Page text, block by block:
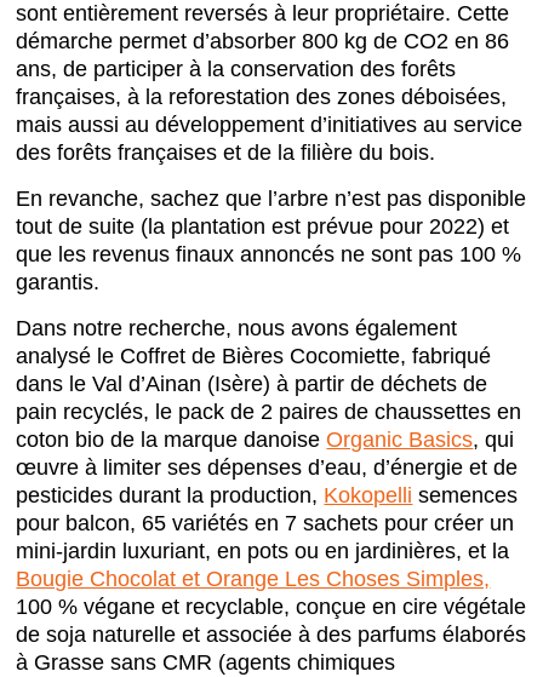
sont entièrement reversés à leur propriétaire. Cette
démarche permet d’absorber 800 kg de CO2 en 86
ans, de participer à la conservation des forêts
françaises, à la reforestation des zones déboisées,
mais aussi au développement d’initiatives au service
des forêts françaises et de la filière du bois.
En revanche, sachez que l’arbre n’est pas disponible
tout de suite (la plantation est prévue pour 2022) et
que les revenus finaux annoncés ne sont pas 100 %
garantis.
Dans notre recherche, nous avons également
analysé le Coffret de Bières Cocomiette, fabriqué
dans le Val d’Ainan (Isère) à partir de déchets de
pain recyclés, le pack de 2 paires de chaussettes en
coton bio de la marque danoiseOrganic Basics, qui
œuvre à limiter ses dépenses d’eau, d’énergie et de
pesticides durant la production, Kokopelli semences
pour balcon, 65 variétés en 7 sachets pour créer un
mini-jardin luxuriant, en pots ou en jardinières, et la
Bougie Chocolat et Orange Les Choses Simples,
100 % végane et recyclable, conçue en cire végétale
de soja naturelle et associée à des parfums élaborés
à Grasse sans CMR (agents chimiques